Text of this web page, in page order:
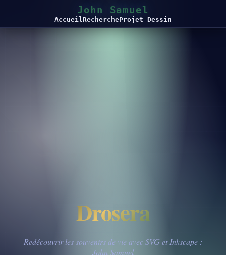
John Samuel
AccueilRechercheProjet Dessin
Drosera
Redécouvrir les souvenirs de vie avec SVG et Inkscape :
John Samuel